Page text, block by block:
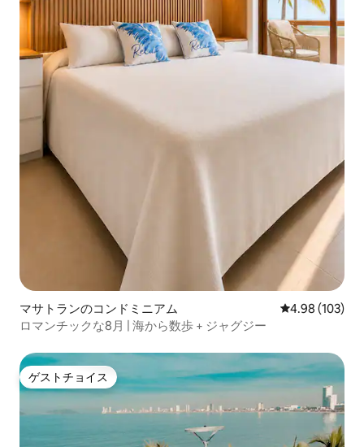
マサトランのコンドミニアム レビュー103
4.98 (103)
ロマンチックな8月 | 海から数歩 + ジャグジー
ゲストチョイス
ゲストチョイス